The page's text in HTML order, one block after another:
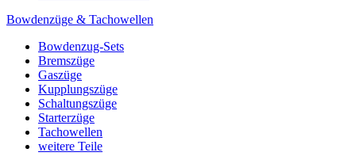
Bowdenzüge & Tachowellen
Bowdenzug-Sets
Bremszüge
Gaszüge
Kupplungszüge
Schaltungszüge
Starterzüge
Tachowellen
weitere Teile